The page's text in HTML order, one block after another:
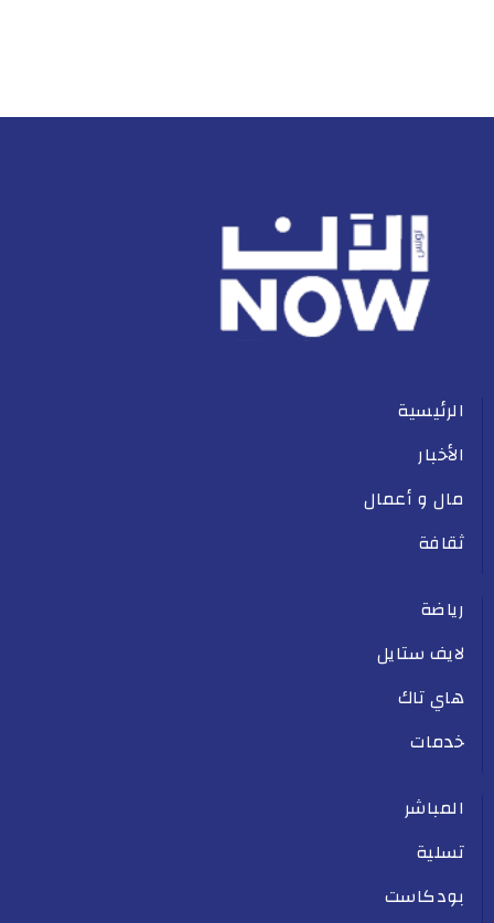
الرئيسية
الأخبار
مال و أعمال
ثقافة
رياضة
لايف ستايل
هاي تاك
خدمات
المباشر
تسلية
بودكاست